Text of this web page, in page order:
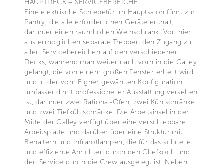
HAUPTDECK – SERVICEBEREICHE
Eine elektrische Schiebetür im Hauptsalon führt zur
Pantry, die alle erforderlichen Geräte enthält,
darunter einen raumhohen Weinschrank. Von hier
aus ermöglichen separate Treppen den Zugang zu
allen Servicebereichen auf den verschiedenen
Decks, während man weiter nach vorn in die Galley
gelangt, die von einem großen Fenster erhellt wird
und in der vom Eigner gewählten Konfiguration
umfassend mit professioneller Ausstattung versehen
ist, darunter zwei Rational-Öfen, zwei Kühlschränke
und zwei Tiefkühlschränke. Die Arbeitsinsel in der
Mitte der Galley verfügt über eine verschiebbare
Arbeitsplatte und darüber über eine Struktur mit
Behältern und Infrarotlampen, die für das schnelle
und effiziente Anrichten durch den Chefkoch und
den Service durch die Crew ausgelegt ist. Neben